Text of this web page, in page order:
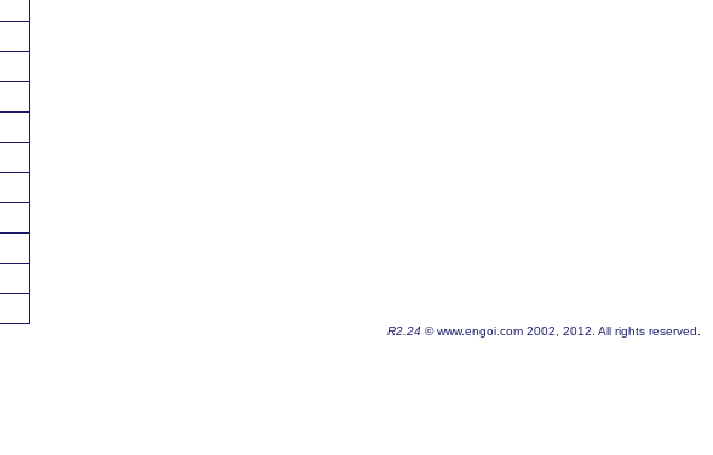
R2.24 © www.engoi.com 2002, 2012. All rights reserved.